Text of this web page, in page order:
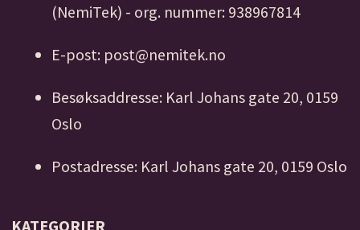
(NemiTek) - org. nummer: 938967814
E-post: post@nemitek.no
Besøksaddresse: Karl Johans gate 20, 0159
Oslo
Postadresse: Karl Johans gate 20, 0159 Oslo
KATEGORIER